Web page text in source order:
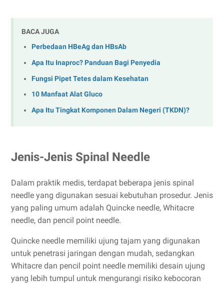
BACA JUGA
Perbedaan HBeAg dan HBsAb
Apa Itu Inaproc? Panduan Bagi Penyedia
Fungsi Pipet Tetes dalam Kesehatan
10 Manfaat Alat Gluco
Apa Itu Tingkat Komponen Dalam Negeri (TKDN)?
Jenis-Jenis Spinal Needle
Dalam praktik medis, terdapat beberapa jenis spinal
needle yang digunakan sesuai kebutuhan prosedur. Jenis
yang paling umum adalah Quincke needle, Whitacre
needle, dan pencil point needle.
Quincke needle memiliki ujung tajam yang digunakan
untuk penetrasi jaringan dengan mudah, sedangkan
Whitacre dan pencil point needle memiliki desain ujung
yang lebih tumpul untuk mengurangi risiko kebocoran